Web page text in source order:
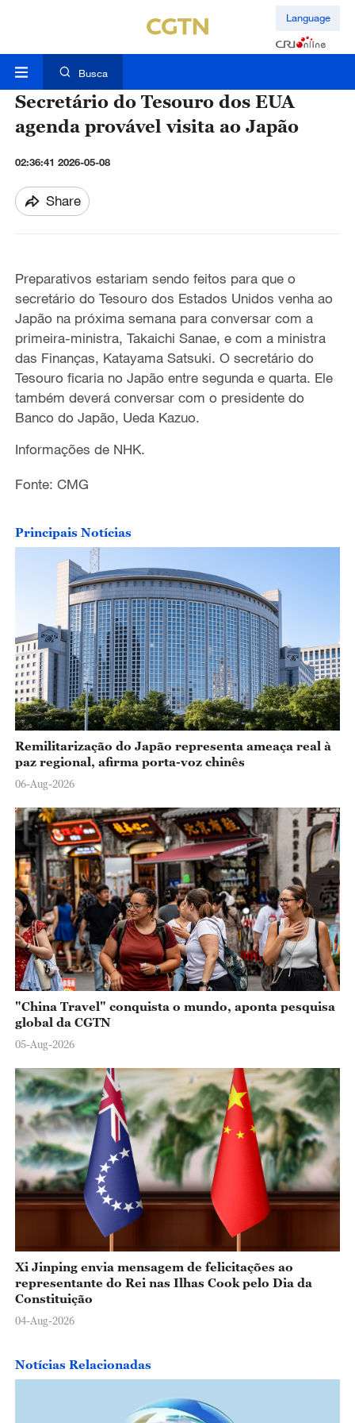
Language
Busca
Secretário do Tesouro dos EUA
agenda provável visita ao Japão
02:36:41 2026-05-08
Share
Preparativos estariam sendo feitos para que o
secretário do Tesouro dos Estados Unidos venha ao
Japão na próxima semana para conversar com a
primeira-ministra, Takaichi Sanae, e com a ministra
das Finanças, Katayama Satsuki. O secretário do
Tesouro ficaria no Japão entre segunda e quarta. Ele
também deverá conversar com o presidente do
Banco do Japão, Ueda Kazuo.
Informações de NHK.
Fonte: CMG
Principais Notícias
Remilitarização do Japão representa ameaça real à
paz regional, afirma porta-voz chinês
06-Aug-2026
"China Travel" conquista o mundo, aponta pesquisa
global da CGTN
05-Aug-2026
Xi Jinping envia mensagem de felicitações ao
representante do Rei nas Ilhas Cook pelo Dia da
Constituição
04-Aug-2026
Notícias Relacionadas